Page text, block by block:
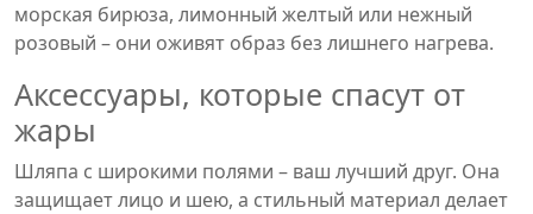
морская бирюза, лимонный желтый или нежный
розовый – они оживят образ без лишнего нагрева.
Аксессуары, которые спасут от
жары
Шляпа с широкими полями – ваш лучший друг. Она
защищает лицо и шею, а стильный материал делает